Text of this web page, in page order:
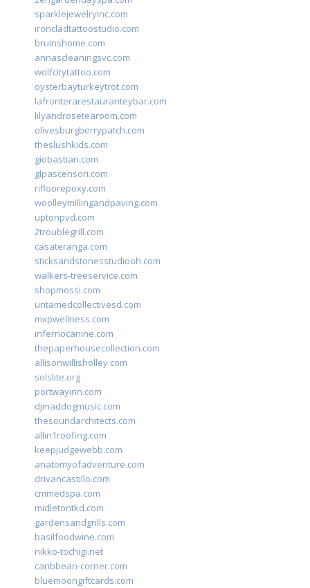
sparklejewelryinc.com
ironcladtattoostudio.com
bruinshome.com
annascleaningsvc.com
wolfcitytattoo.com
oysterbayturkeytrot.com
lafronterarestauranteybar.com
lilyandrosetearoom.com
olivesburgberrypatch.com
theslushkids.com
giobastian.com
glpascensori.com
rifloorepoxy.com
woolleymillingandpaving.com
uptonpvd.com
2troublegrill.com
casateranga.com
sticksandstonesstudiooh.com
walkers-treeservice.com
shopmossi.com
untamedcollectivesd.com
mxpwellness.com
infernocanine.com
thepaperhousecollection.com
allisonwillisholley.com
solslite.org
portwayinn.com
djmaddogmusic.com
thesoundarchitects.com
allin1roofing.com
keepjudgewebb.com
anatomyofadventure.com
drivancastillo.com
cmmedspa.com
midletontkd.com
gardensandgrills.com
basilfoodwine.com
nikko-tochigi.net
caribbean-corner.com
bluemoongiftcards.com